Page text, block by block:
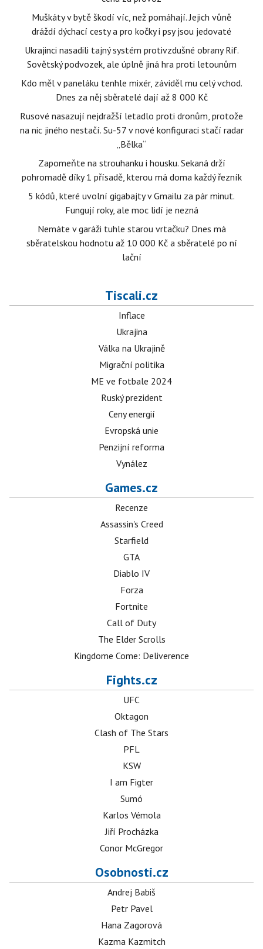
Muškáty v bytě škodí víc, než pomáhají. Jejich vůně
dráždí dýchací cesty a pro kočky i psy jsou jedovaté
Ukrajinci nasadili tajný systém protivzdušné obrany Rif.
Sovětský podvozek, ale úplně jiná hra proti letounům
Kdo měl v paneláku tenhle mixér, záviděl mu celý vchod.
Dnes za něj sběratelé dají až 8 000 Kč
Rusové nasazují nejdražší letadlo proti dronům, protože
na nic jiného nestačí. Su-57 v nové konfiguraci stačí radar
„Bělka“
Zapomeňte na strouhanku i housku. Sekaná drží
pohromadě díky 1 přísadě, kterou má doma každý řezník
5 kódů, které uvolní gigabajty v Gmailu za pár minut.
Fungují roky, ale moc lidí je nezná
Nemáte v garáži tuhle starou vrtačku? Dnes má
sběratelskou hodnotu až 10 000 Kč a sběratelé po ní
lační
Tiscali.cz
Inflace
Ukrajina
Válka na Ukrajině
Migrační politika
ME ve fotbale 2024
Ruský prezident
Ceny energií
Evropská unie
Penzijní reforma
Vynález
Games.cz
Recenze
Assassin's Creed
Starfield
GTA
Diablo IV
Forza
Fortnite
Call of Duty
The Elder Scrolls
Kingdome Come: Deliverence
Fights.cz
UFC
Oktagon
Clash of The Stars
PFL
KSW
I am Figter
Sumó
Karlos Vémola
Jiří Procházka
Conor McGregor
Osobnosti.cz
Andrej Babiš
Petr Pavel
Hana Zagorová
Kazma Kazmitch